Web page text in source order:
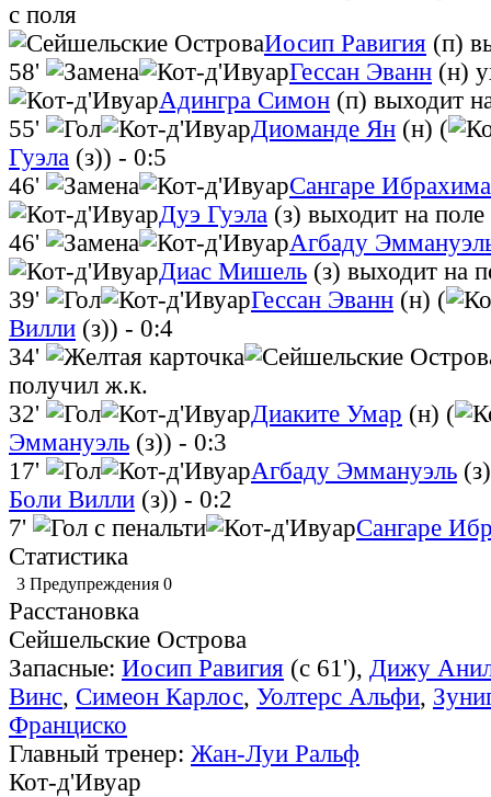
с поля
Иосип Равигия (п)
58'
Гессан Эванн (н)
Адингра Симон (п) выходит
55'
Диоманде Ян (н) (
Гуэла (з)) - 0:5
46'
Сангаре Ибрахима
Дуэ Гуэла (з) выходит на поле
46'
Агбаду
Диас Мишель (з) выходит на
39'
Гессан Эванн (н) (
Вилли (з)) - 0:4
34'
получил ж.к.
32'
Диаките Умар (н) (
Эммануэль (з)) - 0:3
17'
Агбаду Эммануэль
Боли Вилли (з)) - 0:2
7'
Сангаре
Статистика
3 Предупреждения 0
Расстановка
Сейшельские Острова
Запасные: Иосип Равигия (с 61'), Дижу
Винс, Симеон Карлос, Уолтерс Альфи,
Франциско
Главный тренер: Жан-Луи Ральф
Кот-д'Ивуар